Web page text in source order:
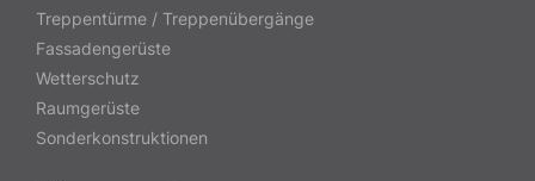
Treppentürme / Treppenübergänge
Fassadengerüste
Wetterschutz
Raumgerüste
Sonderkonstruktionen